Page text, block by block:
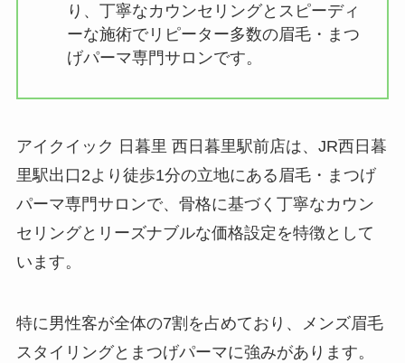
り、丁寧なカウンセリングとスピーディ
ーな施術でリピーター多数の眉毛・まつ
げパーマ専門サロンです。
アイクイック 日暮里 西日暮里駅前店は、JR西日暮
里駅出口2より徒歩1分の立地にある眉毛・まつげ
パーマ専門サロンで、骨格に基づく丁寧なカウン
セリングとリーズナブルな価格設定を特徴として
います。
特に男性客が全体の7割を占めており、メンズ眉毛
スタイリングとまつげパーマに強みがあります。